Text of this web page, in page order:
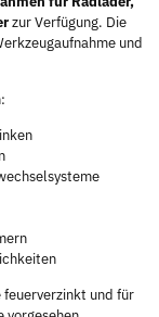
zur Verfügung. Die
und
feuerverzinkt und für